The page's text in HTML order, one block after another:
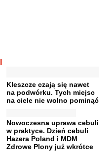
Kleszcze czają się nawet
na podwórku. Tych miejsc
na ciele nie wolno pominąć
Nowoczesna uprawa cebuli
w praktyce. Dzień cebuli
Hazera Poland i MDM
Zdrowe Plony już wkrótce